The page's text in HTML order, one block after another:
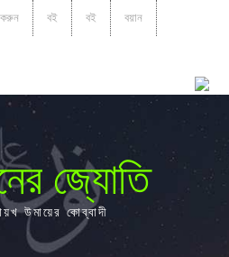
বই বই বয়ান
জ্যোতি
উমায়ের কোব্বাদী